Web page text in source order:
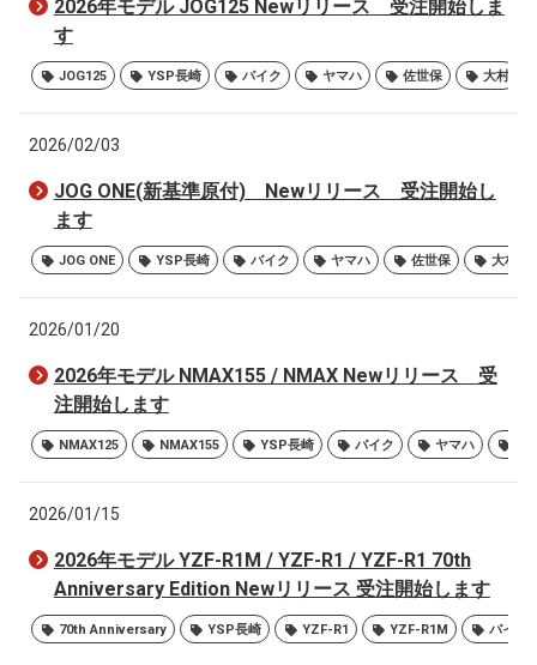
2026年モデル JOG125 Newリリース 受注開始しま
す
JOG125 YSP長崎 バイク ヤマハ 佐世保 大村
2026/02/03
JOG ONE(新基準原付) Newリリース 受注開始し
ます
JOG ONE YSP長崎 バイク ヤマハ 佐世保 大村
2026/01/20
2026年モデル NMAX155 / NMAX Newリリース 受
注開始します
NMAX125 NMAX155 YSP長崎 バイク ヤマハ
2026/01/15
2026年モデル YZF-R1M / YZF-R1 / YZF-R1 70th
Anniversary Edition Newリリース 受注開始します
70th Anniversary YSP長崎 YZF-R1 YZF-R1M バイク